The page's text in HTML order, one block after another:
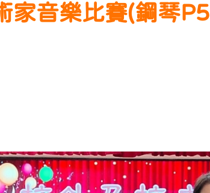
家音樂比賽(鋼琴